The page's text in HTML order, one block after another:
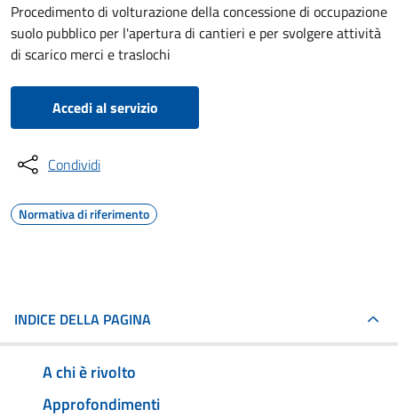
Procedimento di volturazione della concessione di occupazione
suolo pubblico per l'apertura di cantieri e per svolgere attività
di scarico merci e traslochi
Accedi al servizio
Condividi
Normativa di riferimento
INDICE DELLA PAGINA
A chi è rivolto
Approfondimenti